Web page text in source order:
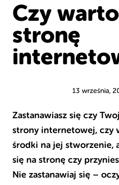
Czy
stronę
13 września,
Zastanawiasz się czy
strony internetowej, czy
środki na jej stworzenie,
się na stronę czy
Nie zastanawiaj się –